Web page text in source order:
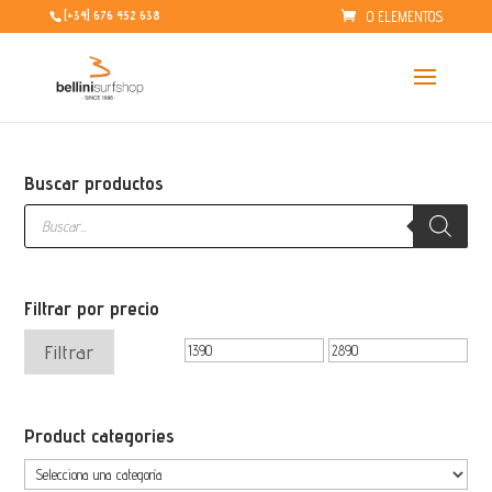
[+34] 676 452 638 0 ELEMENTOS
Buscar productos
Búsqueda
productos
Filtrar por precio
Precio
Precio
Filtrar
Product categories